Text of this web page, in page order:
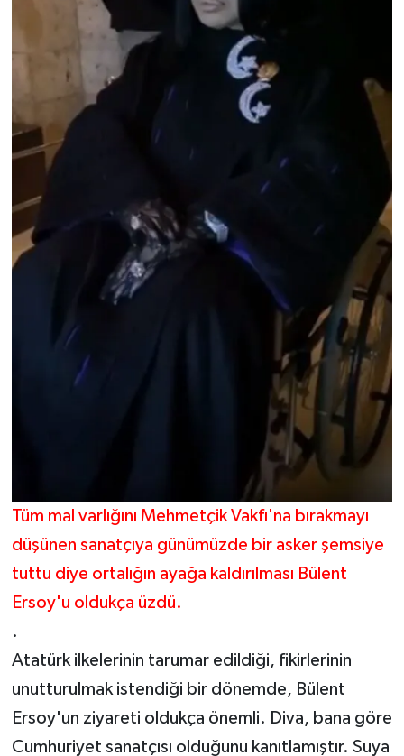
Tüm mal varlığını Mehmetçik Vakfı'na bırakmayı
düşünen sanatçıya günümüzde bir asker şemsiye
tuttu diye ortalığın ayağa kaldırılması Bülent
Ersoy'u oldukça üzdü.
.
Atatürk ilkelerinin tarumar edildiği, fikirlerinin
unutturulmak istendiği bir dönemde, Bülent
Ersoy'un ziyareti oldukça önemli. Diva, bana göre
Cumhuriyet sanatçısı olduğunu kanıtlamıştır. Suya